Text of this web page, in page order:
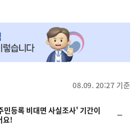
08.09. 20:27 기준
등록 비대면 사실조사' 기간이
요!